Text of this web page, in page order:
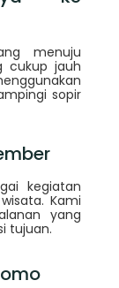
menuju
cukup jauh
sopir
kegiatan
Kami
yang
tujuan.